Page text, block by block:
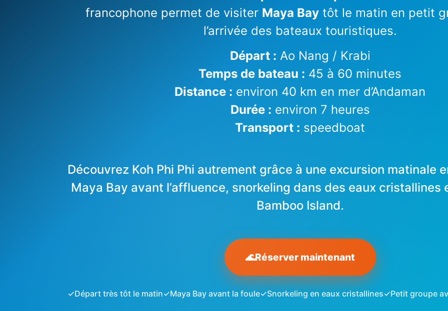
francophone permet de visiter Maya Bay tôt le matin en petit
l’arrivée des bateaux touristiques.
Départ : Ao Nang / Krabi
Temps de bateau : 45 à 60 minutes
Distance : environ 40 km en mer d’Andaman
Durée : environ 7 heures
Transport : speedboat
Découvrez Koh Phi Phi autrement grâce à une excursion matinale
Maya Bay avant l’affluence, snorkeling dans des eaux cristallines
Bamboo Island.
🌊Réserver maintenant
✓Départ très tôt le matin✓Maya Bay avant la foule✓Snorkeling en eaux cristallines✓Petit groupe